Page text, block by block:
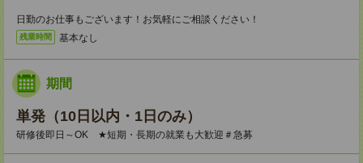
日勤のお仕事もございます！お気軽にご相談ください！
残業時間 基本なし
期間
単発（10日以内・1日のみ）
研修後即日～OK ★短期・長期の就業も大歓迎＃急募